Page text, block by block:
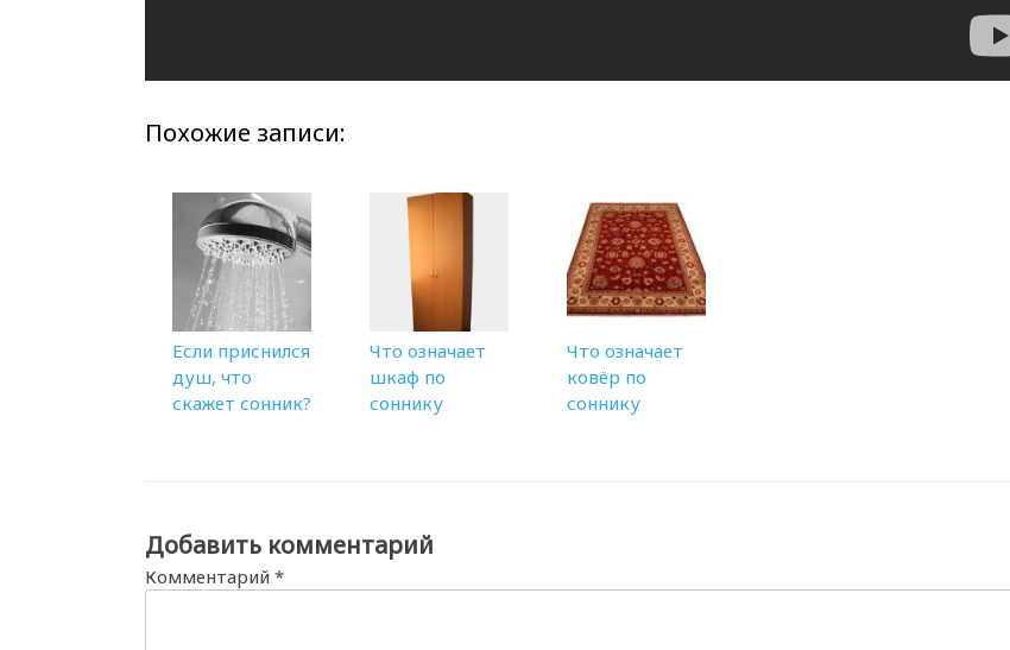
Похожие записи:
Если приснился
душ, что
скажет сонник?
Что означает
шкаф по
соннику
Что означает
ковёр по
соннику
Добавить комментарий
Комментарий *